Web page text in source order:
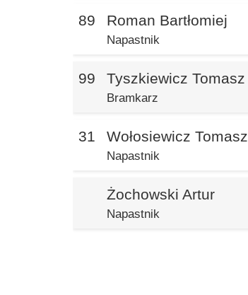
89 Roman Bartłomiej
Napastnik
99 Tyszkiewicz Tomasz
Bramkarz
31 Wołosiewicz Tomasz
Napastnik
Żochowski Artur
Napastnik